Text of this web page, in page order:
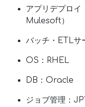
アプリデプロ
Mulesoft）
バッチ・ETLサ
OS：RHEL
DB：Oracle
ジョブ管理：